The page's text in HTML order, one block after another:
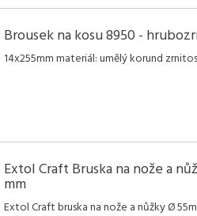
Brousek na kosu 8950 -
14x255mm materiál: umělý korund
Extol Craft Bruska na nože a
mm
Extol Craft bruska na nože a nůžky Ø